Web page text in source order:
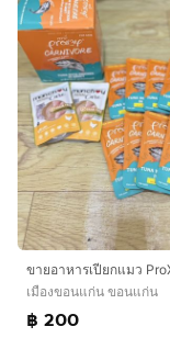
เมืองขอนแก่น ขอนแก่น
฿ 200